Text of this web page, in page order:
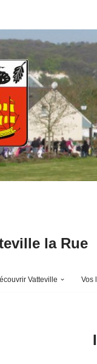
la Rue
Vatteville Vos